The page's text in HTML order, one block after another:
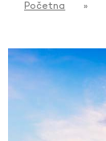
Početna »